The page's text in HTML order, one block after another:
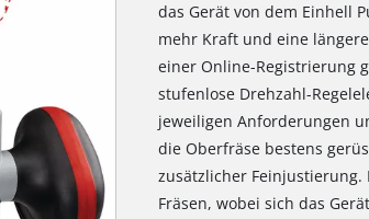
das Gerät von dem Einhell
mehr Kraft und eine
einer Online-Registrierung
stufenlose Drehzahl-
jeweiligen Anforderungen
die Oberfräse bestens
zusätzlicher
Fräsen, wobei sich das